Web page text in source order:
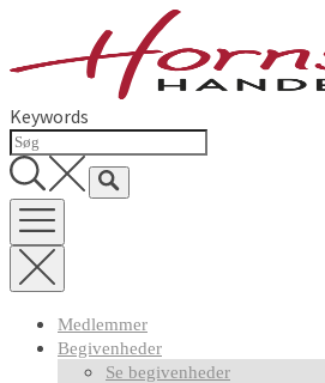
content
Keywords
Medlemmer
Begivenheder
Se begivenheder